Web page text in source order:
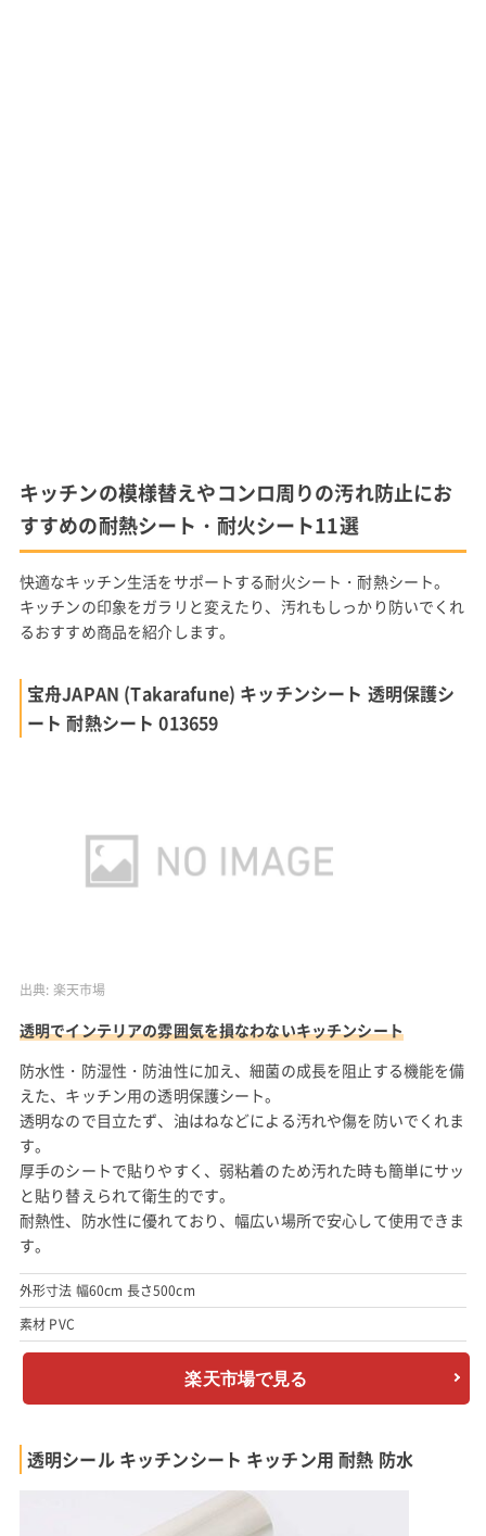
キッチンの模様替えやコンロ周りの汚れ防止にお
すすめの耐熱シート・耐火シート11選
快適なキッチン生活をサポートする耐火シート・耐熱シート。
キッチンの印象をガラリと変えたり、汚れもしっかり防いでくれ
るおすすめ商品を紹介します。
宝舟JAPAN (Takarafune) キッチンシート 透明保護シ
ート 耐熱シート 013659
出典: 楽天市場
透明でインテリアの雰囲気を損なわないキッチンシート
防水性・防湿性・防油性に加え、細菌の成長を阻止する機能を備
えた、キッチン用の透明保護シート。
透明なので目立たず、油はねなどによる汚れや傷を防いでくれま
す。
厚手のシートで貼りやすく、弱粘着のため汚れた時も簡単にサッ
と貼り替えられて衛生的です。
耐熱性、防水性に優れており、幅広い場所で安心して使用できま
す。
外形寸法 幅60cm 長さ500cm
素材 PVC
楽天市場で見る
透明シール キッチンシート キッチン用 耐熱 防水